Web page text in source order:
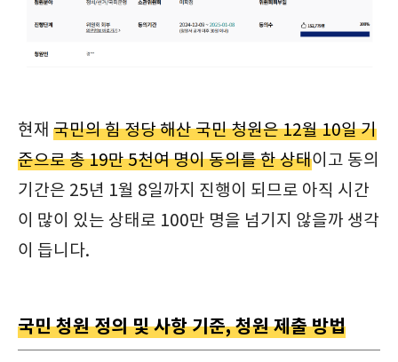
현재 국민의 힘 정당 해산 국민 청원은 12월 10일 기
준으로 총 19만 5천여 명이 동의를 한 상태이고 동의
기간은 25년 1월 8일까지 진행이 되므로 아직 시간
이 많이 있는 상태로 100만 명을 넘기지 않을까 생각
이 듭니다.
국민 청원 정의 및 사항 기준, 청원 제출 방법